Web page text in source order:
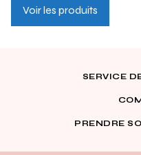
Voir les produits
SERVICE
PRENDRE